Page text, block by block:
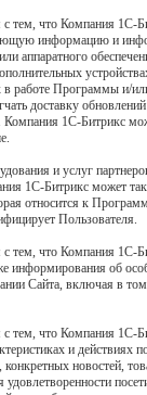
тем, что Компания 1С-
информацию и
аппаратного
Программы и/или
доставку
1С-Битрикс
и услуг
1С-Битрикс может
относится к
Пользователя.
тем, что Компания 1С-
информирования об
Сайта, включая в
тем, что Компания 1С-
и действиях
новостей,